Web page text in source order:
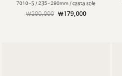
7010-S / 235~290mm / casta sole
￦200,000 ￦179,000